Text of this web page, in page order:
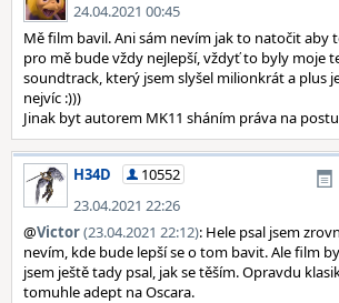
24.04.2021 00:45
Mě film bavil. Ani sám nevím jak to natočit aby
pro mě bude vždy nejlepší, vždyť to byly moje
soundtrack, který jsem slyšel milionkrát a plus
nejvíc :)))
Jinak byt autorem MK11 sháním práva na
H34D
10552
23.04.2021 22:26
@Victor(23.04.2021 22:12): Hele psal jsem
nevím, kde bude lepší se o tom bavit. Ale film
jsem ještě tady psal, jak se těším. Opravdu
tomuhle adept na Oscara.